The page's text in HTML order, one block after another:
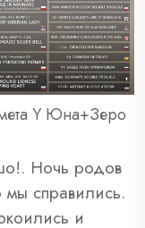
Y Юна+Зеро
Ночь родов
справились.
и